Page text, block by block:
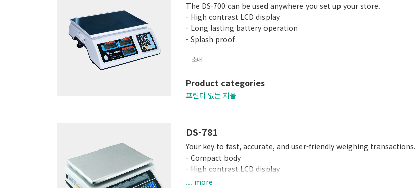
The DS-700 can be used anywhere you set up your store.
- High contrast LCD display
- Long lasting battery operation
- Splash proof
소매
Product categories
프린터 없는 저울
DS-781
Your key to fast, accurate, and user-friendly weighing transactions.
- Compact body
- High contrast LCD display
- Up to 99 PLUs programmable
... more